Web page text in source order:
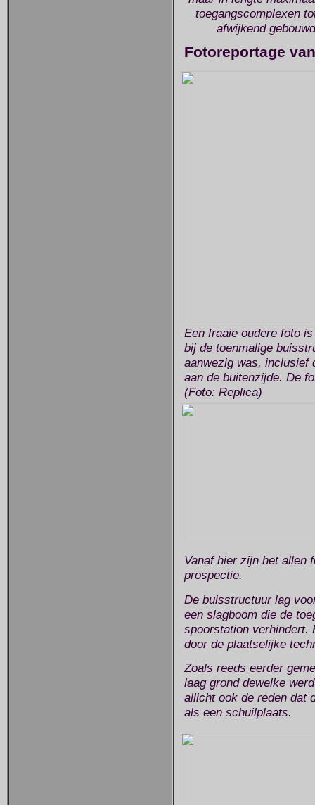
toegangscomplexen
afwijkend
Fotoreportage
Een fraaie oudere foto
bij de toenmalige
aanwezig was, inclusief
aan de buitenzijde. De
(Foto: Replica)
Vanaf hier zijn het allen
prospectie.
De buisstructuur lag
een slagboom die de
spoorstation verhindert.
door de plaatselijke
Zoals reeds eerder
laag grond dewelke
allicht ook de reden dat
als een schuilplaats.